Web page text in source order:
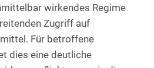
wirkendes Regime
Zugriff auf
Für betroffene
dies eine deutliche